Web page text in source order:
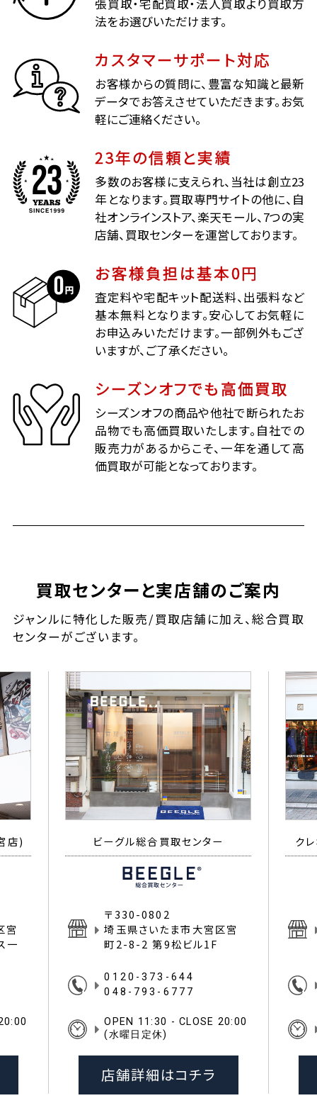
張買取・宅配買取・法人買取より買取方
法をお選びいただけます。
カスタマーサポート対応
お客様からの質問に、豊富な知識と最新
データでお答えさせていただきます。お気
軽にご連絡ください。
23年の信頼と実績
多数のお客様に支えられ、当社は創立23
年となります。買取専門サイトの他に、自
社オンラインストア、楽天モール、7つの実
店舗、買取センターを運営しております。
お客様負担は基本0円
査定料や宅配キット配送料、出張料など
基本無料となります。安心してお気軽に
お申込みいただけます。一部例外もござ
いますが、ご了承ください。
シーズンオフでも高価買取
シーズンオフの商品や他社で断られたお
品物でも高価買取いたします。自社での
販売力があるからこそ、一年を通して高
価買取が可能となっております。
買取センターと実店舗のご案内
ジャンルに特化した販売/買取店舗に加え、総合買取
センターがございます。
店)
宮
一
ビーグル総合買取センター
〒330-0802
埼玉県さいたま市大宮区宮
町2-8-2 第9松ビル1F
0120-373-644
048-793-6777
OPEN 11:30 - CLOSE 20:00
(水曜日定休)
店舗詳細はコチラ
ク